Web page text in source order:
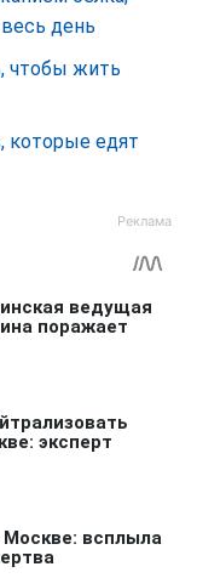
день
чтобы жить
которые едят